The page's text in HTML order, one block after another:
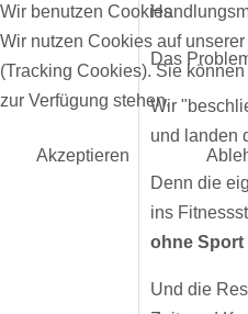
Das
Wir
und landen
Denn die
ins
ohne Sport
Und die
Wir benutzen Cookies
Wir nutzen Cookies auf
(Tracking Cookies). Sie
zur Verfügung stehen.
Akzeptieren